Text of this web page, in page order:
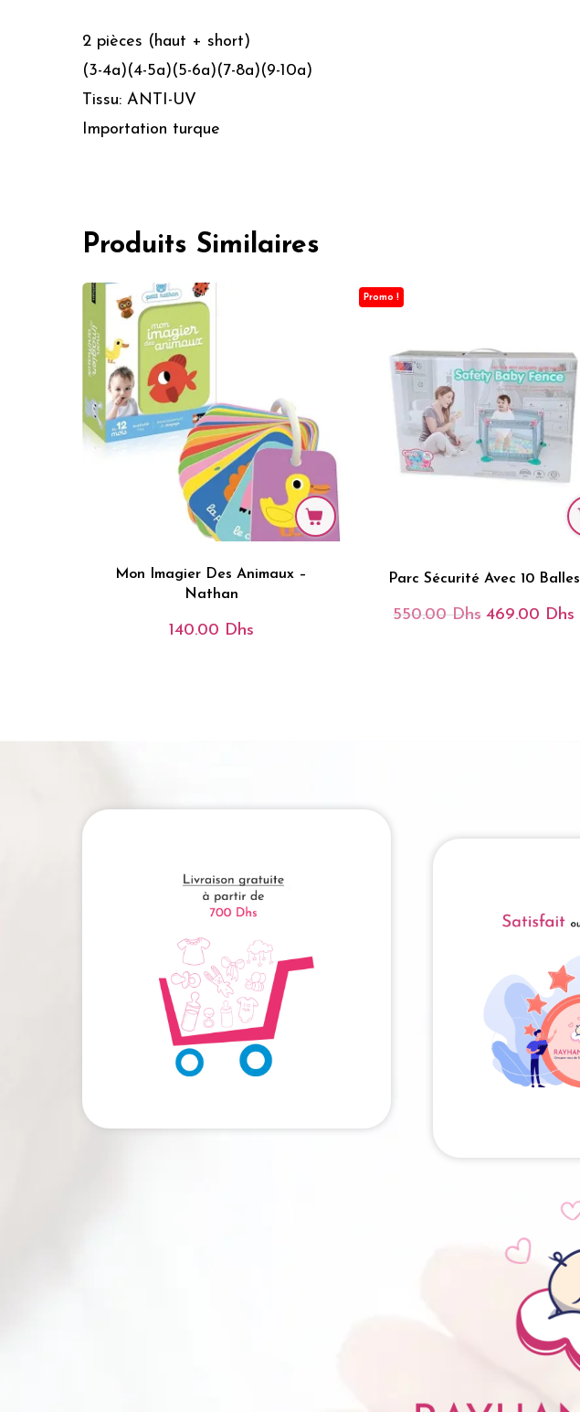
2 pièces (haut + short)
(3-4a)(4-5a)(5-6a)(7-8a)(9-10a)
Tissu: ANTI-UV
Importation turque
Produits Similaires
Mon Imagier Des Animaux –
Nathan
140.00 Dhs
Promo !
Parc Sécurité Avec 10 Balles
550.00Dhs Le
469.00 Dhs